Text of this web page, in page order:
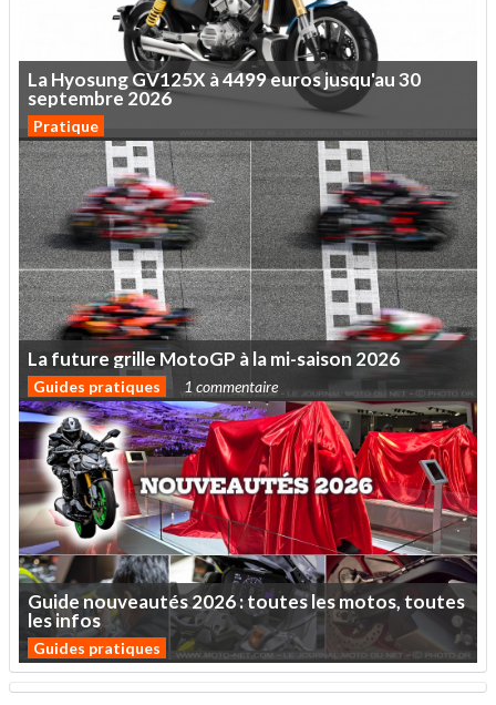
LaHyosungGV125X à4499eurosjusqu'au30
septembre2026
Pratique
Lafuturegrille MotoGP àlami-saison 2026
Guides pratiques 1 commentaire
Guidenouveautés2026:touteslesmotos,toutes
lesinfos
Guides pratiques